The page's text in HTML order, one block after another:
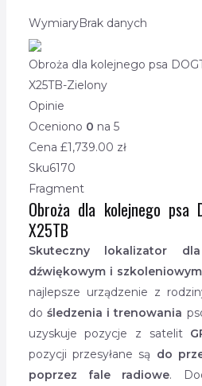
WymiaryBrak danych
Obroża dla kolejnego psa
X25TB-Zielony
Opinie
Oceniono 0 na 5
Cena £1,739.00 zł
Sku6170
Fragment
Obroża dla kolejnego psa
X25TB
Skuteczny lokalizator
dźwiękowym i szkoleniowym
najlepsze urządzenie z
do śledzenia i trenowania
uzyskuje pozycje z satelit
pozycji przesyłane są do
poprzez fale radiowe.